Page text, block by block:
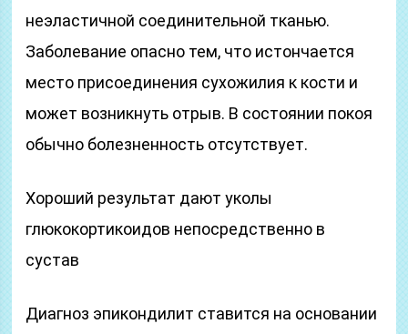
неэластичной соединительной тканью.
Заболевание опасно тем, что истончается
место присоединения сухожилия к кости и
может возникнуть отрыв. В состоянии покоя
обычно болезненность отсутствует.
Хороший результат дают уколы
глюкокортикоидов непосредственно в
сустав
Диагноз эпикондилит ставится на основании